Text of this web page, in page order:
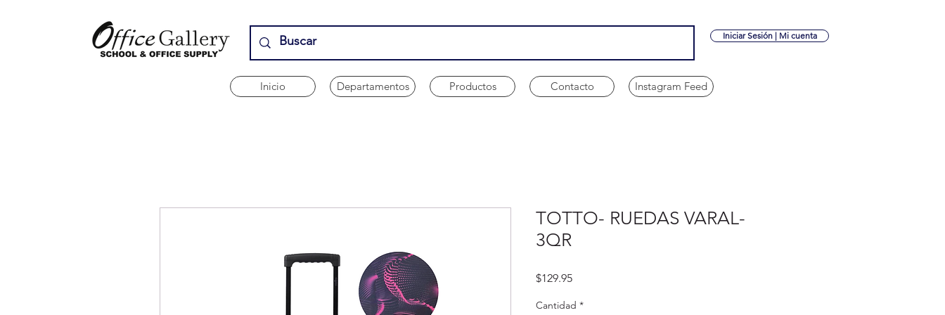
Iniciar Sesión | Mi cuenta
Inicio Departamentos Productos Contacto Instagram Feed
TOTTO- RUEDAS VARAL-
3QR
$129.95Precio
Cantidad *